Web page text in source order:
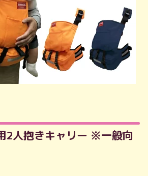
2人抱きキャリー ※一般向